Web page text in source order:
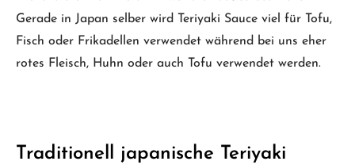
Gerade in Japan selber wird Teriyaki Sauce viel für Tofu,
Fisch oder Frikadellen verwendet während bei uns eher
rotes Fleisch, Huhn oder auch Tofu verwendet werden.
Traditionell japanische Teriyaki